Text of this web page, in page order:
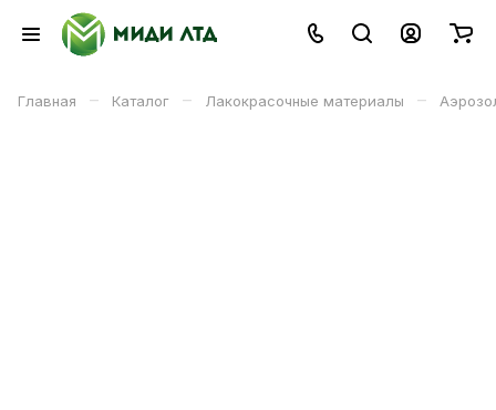
Главная – Каталог – Лакокрасочные материалы –